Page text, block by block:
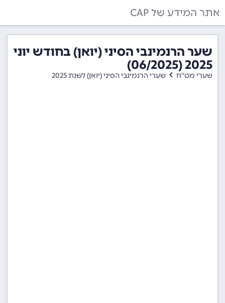
אתר המידע של CAP
שער הרנמינבי הסיני (יואן) בחודש יוני
2025 (06/2025)
שערי מט"ח שערי הרנמינבי הסיני (יואן) לשנת 2025